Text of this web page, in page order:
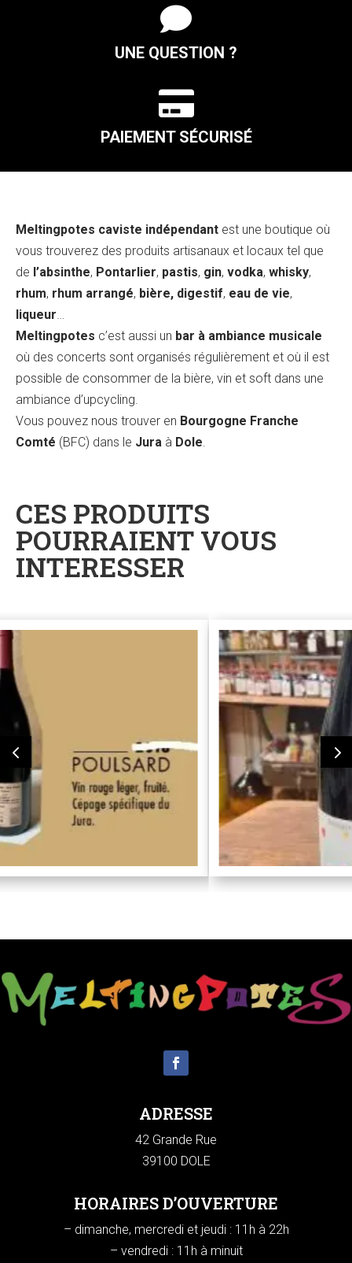

UNE QUESTION ?

PAIEMENT SÉCURISÉ
Meltingpotes caviste indépendant est une boutique où
vous trouverez des produits artisanaux et locaux tel que
de l’absinthe, Pontarlier, pastis, gin, vodka, whisky,
rhum, rhum arrangé, bière, digestif, eau de vie,
liqueur
Meltingpotes c’est aussi un bar à ambiance musicale
où des concerts sont organisés régulièrement et où il est
possible de consommer de la bière, vin et soft dans une
ambiance d’upcycling.
Vous pouvez nous trouver en Bourgogne Franche
Comté (BFC) dans le Jura à Dole
CES PRODUITS
POURRAIENT VOUS
INTERESSER
ADRESSE
42 Grande Rue
39100 DOLE
HORAIRES D’OUVERTURE
– dimanche, mercredi et jeudi : 11h à 22h
– vendredi : 11h à minuit